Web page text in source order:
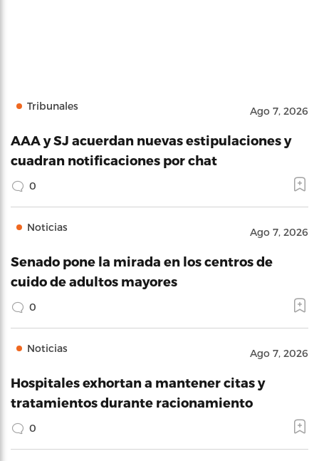
Tribunales Ago 7, 2026
AAA y SJ acuerdan nuevas estipulaciones y
cuadran notificaciones por chat
0
Noticias Ago 7, 2026
Senado pone la mirada en los centros de
cuido de adultos mayores
0
Noticias Ago 7, 2026
Hospitales exhortan a mantener citas y
tratamientos durante racionamiento
0